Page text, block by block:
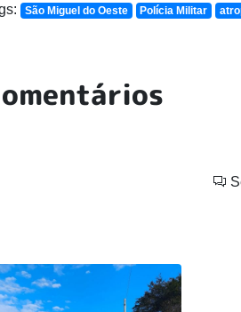
São Miguel do Oeste Polícia Militar